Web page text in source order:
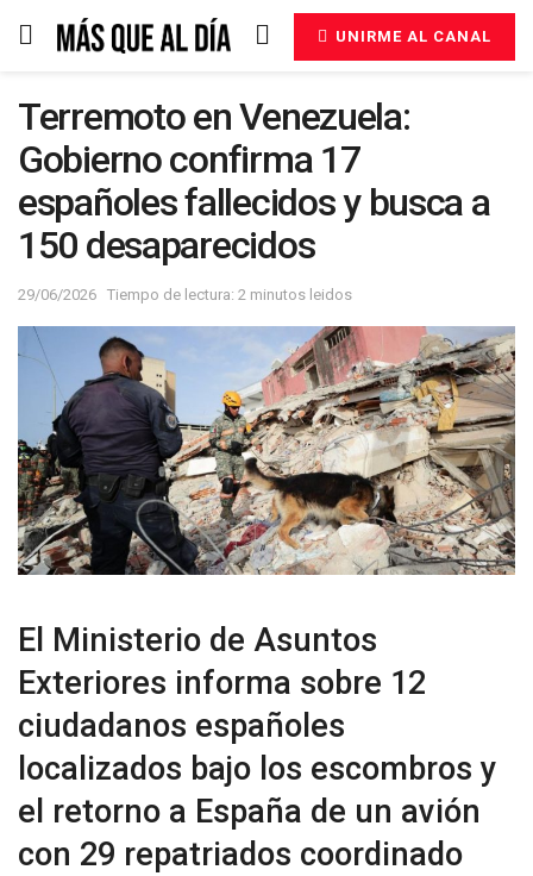
UNIRME AL CANAL
Terremoto en Venezuela:
Gobierno confirma 17
españoles fallecidos y busca a
150 desaparecidos
29/06/2026 Tiempo de lectura: 2 minutos leidos
El Ministerio de Asuntos
Exteriores informa sobre 12
ciudadanos españoles
localizados bajo los escombros y
el retorno a España de un avión
con 29 repatriados coordinado